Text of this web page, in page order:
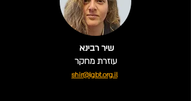
שיר רבינא
עוזרת מחקר
shir@lgbt.org.il